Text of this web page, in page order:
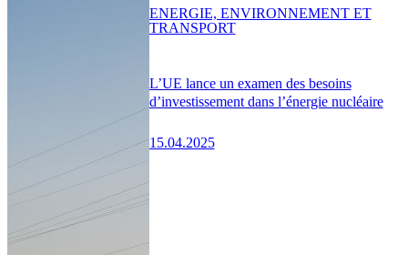
L’UE lance un examen des besoins
d’investissement dans l’énergie nucléaire
15.04.2025
ENERGIE, ENVIRONNEMENT ET
TRANSPORT